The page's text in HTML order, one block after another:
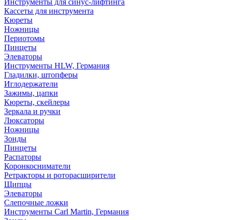
Инструменты для синус-лифтинга
Кассеты для инструмента
Кюреты
Ножницы
Периотомы
Пинцеты
Элеваторы
Инструменты HLW, Германия
Гладилки, штопферы
Иглодержатели
Зажимы, цапки
Кюреты, скейлеры
Зеркала и ручки
Люксаторы
Ножницы
Зонды
Пинцеты
Распаторы
Коронкосниматели
Ретракторы и роторасширители
Щипцы
Элеваторы
Слепочные ложки
Инструменты Carl Martin, Германия